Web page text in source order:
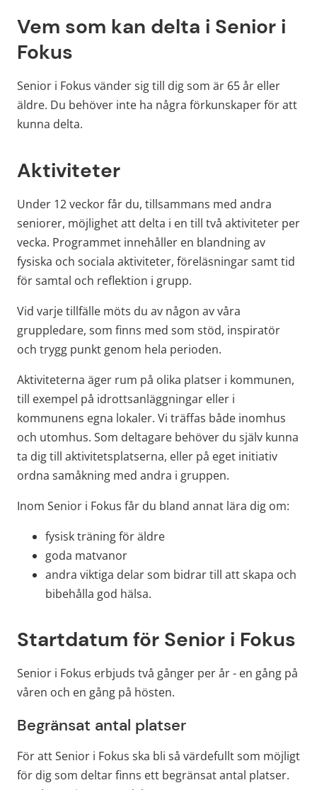
Vem som kan delta i Senior i
Fokus
Senior i Fokus vänder sig till dig som är 65 år eller
äldre. Du behöver inte ha några förkunskaper för att
kunna delta.
Aktiviteter
Under 12 veckor får du, tillsammans med andra
seniorer, möjlighet att delta i en till två aktiviteter per
vecka. Programmet innehåller en blandning av
fysiska och sociala aktiviteter, föreläsningar samt tid
för samtal och reflektion i grupp.
Vid varje tillfälle möts du av någon av våra
gruppledare, som finns med som stöd, inspiratör
och trygg punkt genom hela perioden.
Aktiviteterna äger rum på olika platser i kommunen,
till exempel på idrottsanläggningar eller i
kommunens egna lokaler. Vi träffas både inomhus
och utomhus. Som deltagare behöver du själv kunna
ta dig till aktivitetsplatserna, eller på eget initiativ
ordna samåkning med andra i gruppen.
Inom Senior i Fokus får du bland annat lära dig om:
fysisk träning för äldre
goda matvanor
andra viktiga delar som bidrar till att skapa och
bibehålla god hälsa.
Startdatum för Senior i Fokus
Senior i Fokus erbjuds två gånger per år - en gång på
våren och en gång på hösten.
Begränsat antal platser
För att Senior i Fokus ska bli så värdefullt som möjligt
för dig som deltar finns ett begränsat antal platser.